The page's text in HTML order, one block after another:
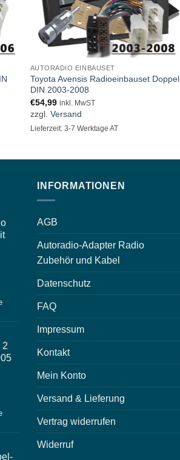
AUTORADIO EINBAUSET
Toyota Avensis Radioeinbauset Doppel
DIN 2003-2008
€54,99 inkl. MwST
zzgl. Versand
Lieferzeit: 3-7 Werktage AT
2
INFORMATIONEN
AGB
Autoradio-Adapter Radio
Zubehör und Kabel
Datenschutz
FAQ
Impressum
Kontakt
Mein Konto
Versand & Lieferung
Vertrag widerrufen
Widerruf